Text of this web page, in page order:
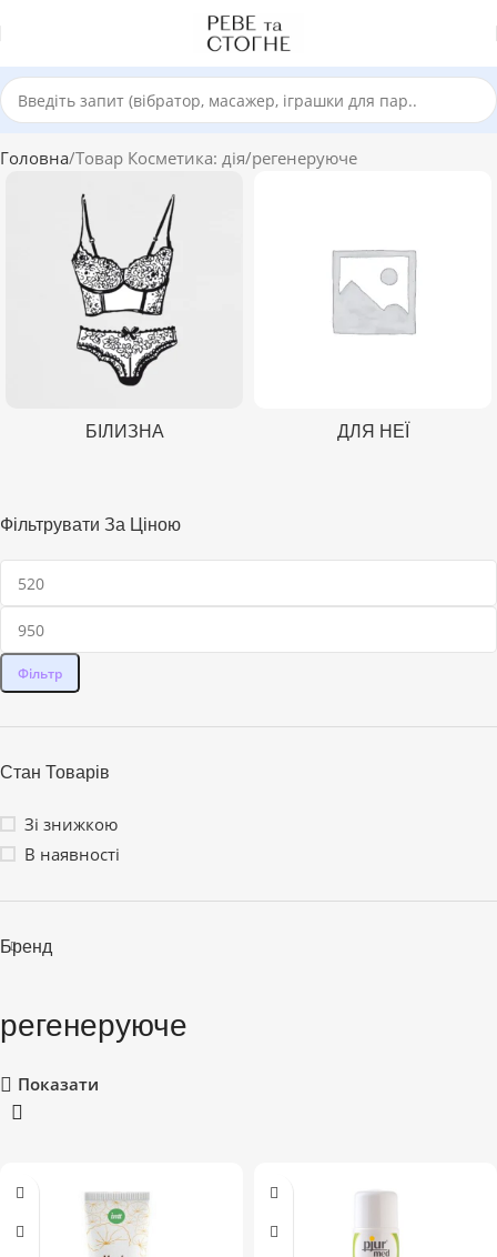
Головна Товар Косметика: дія регенеруюче
БІЛИЗНА ДЛЯ НЕЇ
Фільтрувати За Ціною
Фільтр
Стан Товарів
Зі знижкою
В наявності
Бренд
регенеруюче
Показати